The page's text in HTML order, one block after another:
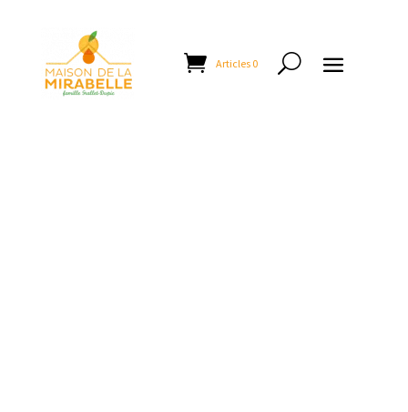
Articles 0